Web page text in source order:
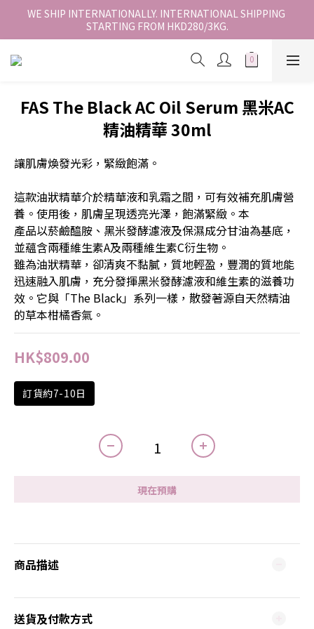
香港地區全店免運。免運費適用於香港順豐站、營業點或智能櫃取
件。
WE SHIP INTERNATIONALLY. INTERNATIONAL SHIPPING
STARTING FROM HKD280/3KG.
香港地區全店免運。免運費適用於香港順豐站、營業點或智能櫃取
FAS The Black AC Oil Serum 黑米AC
精油精華 30ml
讓肌膚煥發光彩，緊緻飽滿。
這款油狀精華介於精華液和乳霜之間，可有效補充肌膚營
養。使用後，肌膚呈現透亮光澤，飽滿緊緻。本
產品以菸鹼醯胺、黑米發酵濾液及保濕成分甘油為基底，
並蘊含兩種維生素A及兩種維生素C衍生物。
雖為油狀精華，卻清爽不黏膩，質地輕盈，豐潤的質地能
迅速融入肌膚，充分發揮黑米發酵濾液和維生素的滋養功
效。它與「The Black」系列一樣，散發著源自天然精油
的草本柑橘香氣。
HK$809.00
訂貨約7-10日
現在預購
商品描述
送貨及付款方式